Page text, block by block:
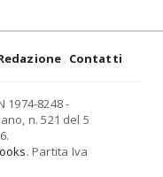
Contatti
1974-8248 -
n. 521 del 5
. Partita Iva